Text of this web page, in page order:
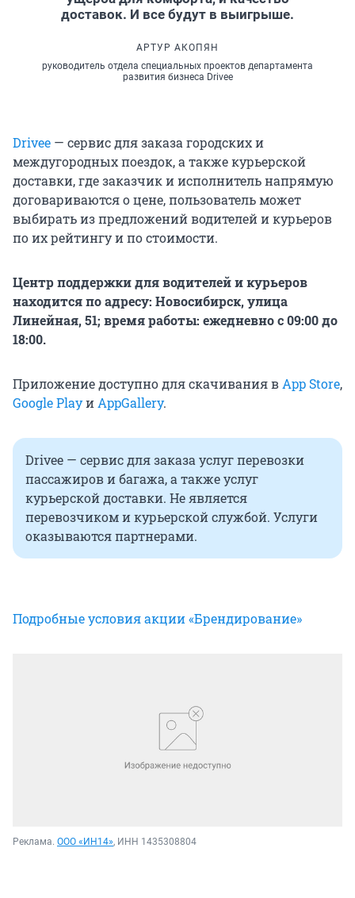
доставок. И все будут в выигрыше.
АРТУР АКОПЯН
руководитель отдела специальных проектов департамента
развития бизнеса Drivee
Drivee — сервис для заказа городских и
междугородных поездок, а также курьерской
доставки, где заказчик и исполнитель напрямую
договариваются о цене, пользователь может
выбирать из предложений водителей и курьеров
по их рейтингу и по стоимости.
Центр поддержки для водителей и курьеров
находится по адресу: Новосибирск, улица
Линейная, 51; время работы: ежедневно с 09:00 до
18:00.
Приложение доступно для скачивания в App Store,
Google Playи AppGallery.
Drivee — сервис для заказа услуг перевозки
пассажиров и багажа, а также услуг
курьерской доставки. Не является
перевозчиком и курьерской службой. Услуги
оказываются партнерами.
Подробные условия акции «Брендирование»
Реклама. ООО «ИН14», ИНН 1435308804